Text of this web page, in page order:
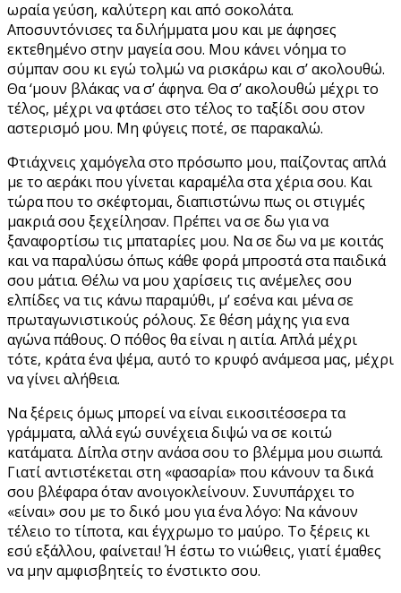
ωραία γεύση, καλύτερη και από σοκολάτα.
Αποσυντόνισες τα διλήμματα μου και με άφησες
εκτεθημένο στην μαγεία σου. Μου κάνει νόημα το
σύμπαν σου κι εγώ τολμώ να ρισκάρω και σ’ ακολουθώ.
Θα ‘μουν βλάκας να σ’ άφηνα. Θα σ’ ακολουθώ μέχρι το
τέλος, μέχρι να φτάσει στο τέλος το ταξίδι σου στον
αστερισμό μου. Μη φύγεις ποτέ, σε παρακαλώ.
Φτιάχνεις χαμόγελα στο πρόσωπο μου, παίζοντας απλά
με το αεράκι που γίνεται καραμέλα στα χέρια σου. Και
τώρα που το σκέφτομαι, διαπιστώνω πως οι στιγμές
μακριά σου ξεχείλησαν. Πρέπει να σε δω για να
ξαναφορτίσω τις μπαταρίες μου. Να σε δω να με κοιτάς
και να παραλύσω όπως κάθε φορά μπροστά στα παιδικά
σου μάτια. Θέλω να μου χαρίσεις τις ανέμελες σου
ελπίδες να τις κάνω παραμύθι, μ’ εσένα και μένα σε
πρωταγωνιστικούς ρόλους. Σε θέση μάχης για ενα
αγώνα πάθους. Ο πόθος θα είναι η αιτία. Απλά μέχρι
τότε, κράτα ένα ψέμα, αυτό το κρυφό ανάμεσα μας, μέχρι
να γίνει αλήθεια.
Να ξέρεις όμως μπορεί να είναι εικοσιτέσσερα τα
γράμματα, αλλά εγώ συνέχεια διψώ να σε κοιτώ
κατάματα. Δίπλα στην ανάσα σου το βλέμμα μου σιωπά.
Γιατί αντιστέκεται στη «φασαρία» που κάνουν τα δικά
σου βλέφαρα όταν ανοιγοκλείνουν. Συνυπάρχει το
«είναι» σου με το δικό μου για ένα λόγο: Να κάνουν
τέλειο το τίποτα, και έγχρωμο το μαύρο. Το ξέρεις κι
εσύ εξάλλου, φαίνεται! Ή έστω το νιώθεις, γιατί έμαθες
να μην αμφισβητείς το ένστικτο σου.